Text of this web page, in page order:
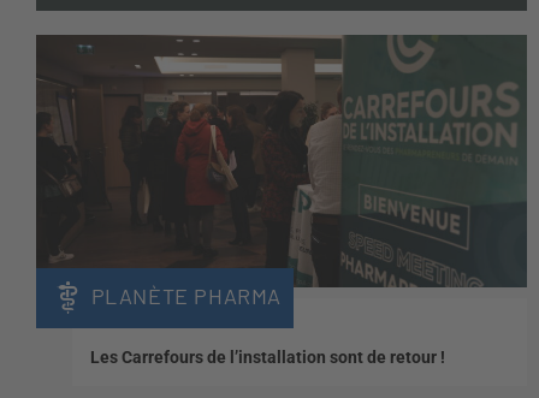
PLANÈTE PHARMA
Les Carrefours de l’installation sont de retour !